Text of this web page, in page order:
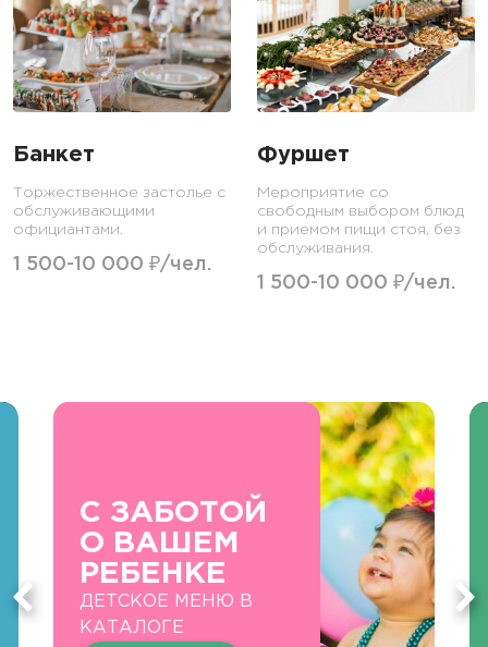
Банкет
Торжественное застолье с
обслуживающими
официантами.
1 500-10 000 ₽/чел.
Фуршет
Мероприятие со
свободным выбором блюд
и приемом пищи стоя, без
обслуживания.
1 500-10 000 ₽/чел.
С ЗАБОТОЙ
О ВАШЕМ
РЕБЕНКЕ
ДЕТСКОЕ МЕНЮ В
КАТАЛОГЕ